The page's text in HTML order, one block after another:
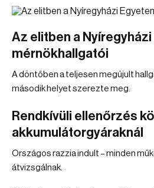
Az elitben a
mérnökhallgatói
A döntőben a teljesen megújult
második helyet szerezte meg.
Rendkívüli ellenőrzés
akkumulátorgyáraknál
Országos razzia indult – minden
átvizsgálnak.